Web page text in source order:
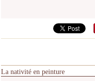
La nativité en peinture